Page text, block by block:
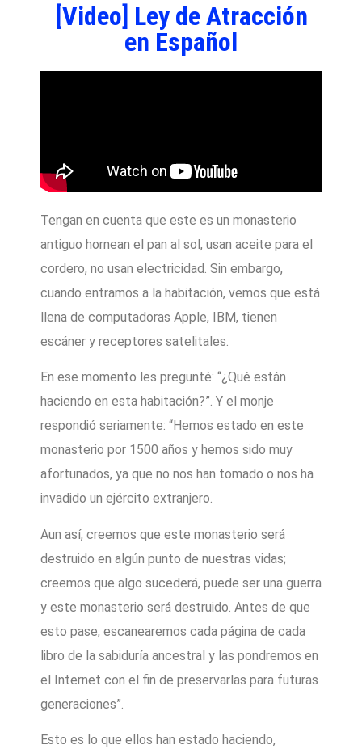
[Video] Ley de Atracción
en Español
Tengan en cuenta que este es un monasterio
antiguo hornean el pan al sol, usan aceite para el
cordero, no usan electricidad. Sin embargo,
cuando entramos a la habitación, vemos que está
llena de computadoras Apple, IBM, tienen
escáner y receptores satelitales.
En ese momento les pregunté: “¿Qué están
haciendo en esta habitación?”. Y el monje
respondió seriamente: “Hemos estado en este
monasterio por 1500 años y hemos sido muy
afortunados, ya que no nos han tomado o nos ha
invadido un ejército extranjero.
Aun así, creemos que este monasterio será
destruido en algún punto de nuestras vidas;
creemos que algo sucederá, puede ser una guerra
y este monasterio será destruido. Antes de que
esto pase, escanearemos cada página de cada
libro de la sabiduría ancestral y las pondremos en
el Internet con el fin de preservarlas para futuras
generaciones”.
Esto es lo que ellos han estado haciendo,